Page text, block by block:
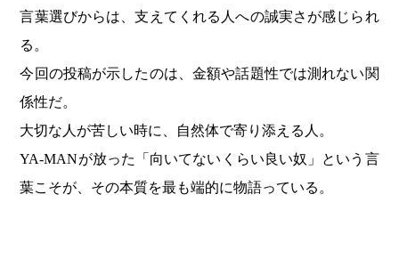
言葉選びからは、支えてくれる人への誠実さが感じられ
る。
今回の投稿が示したのは、金額や話題性では測れない関
係性だ。
大切な人が苦しい時に、自然体で寄り添える人。
YA-MANが放った「向いてないくらい良い奴」という言
葉こそが、その本質を最も端的に物語っている。